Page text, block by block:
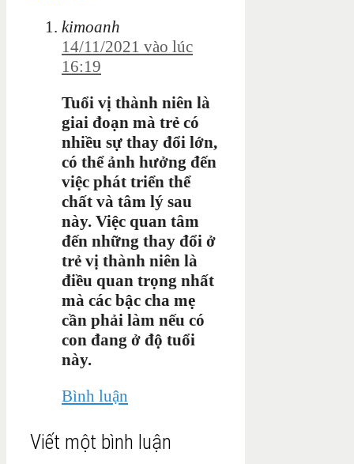
kimoanh
14/11/2021 vào lúc
16:19
Tuổi vị thành niên là
giai đoạn mà trẻ có
nhiều sự thay đổi lớn,
có thể ảnh hưởng đến
việc phát triển thể
chất và tâm lý sau
này. Việc quan tâm
đến những thay đổi ở
trẻ vị thành niên là
điều quan trọng nhất
mà các bậc cha mẹ
cần phải làm nếu có
con đang ở độ tuổi
này.
Bình luận
Viết một bình luận